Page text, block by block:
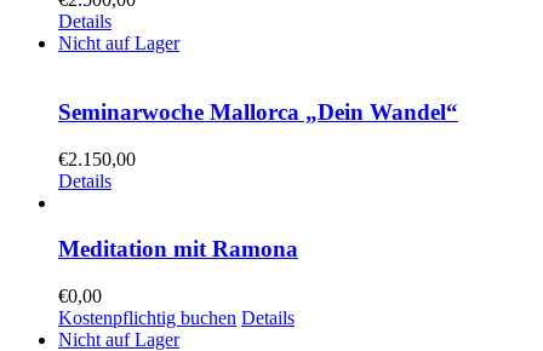
Details
Nicht auf Lager
Seminarwoche Mallorca „Dein Wandel“
€2.150,00
Details
Meditation mit Ramona
€0,00
Kostenpflichtig buchen Details
Nicht auf Lager